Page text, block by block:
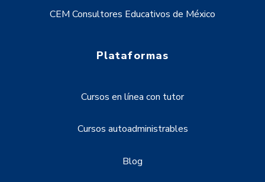
CEM Consultores Educativos de México
Plataformas
Cursos en línea con tutor
Cursos autoadministrables
Blog